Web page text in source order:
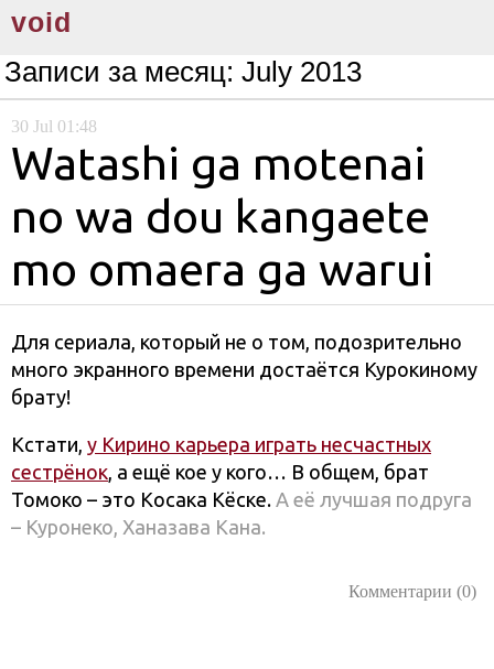
void
Записи за месяц: July 2013
30 Jul 01:48
Watashi ga motenai
no wa dou kangaete
mo omaera ga warui
Для сериала, который не о том, подозрительно
много экранного времени достаётся Курокиному
брату!
Кстати, у Кирино карьера играть несчастных
сестрёнок, а ещё кое у кого… В общем, брат
Томоко – это Косака Кёске. А её лучшая подруга
– Куронеко, Ханазава Кана.
Комментарии (0)